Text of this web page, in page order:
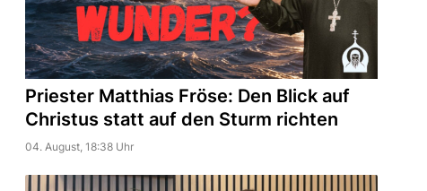
Priester Matthias Fröse: Den Blick auf
Christus statt auf den Sturm richten
04. August, 18:38 Uhr